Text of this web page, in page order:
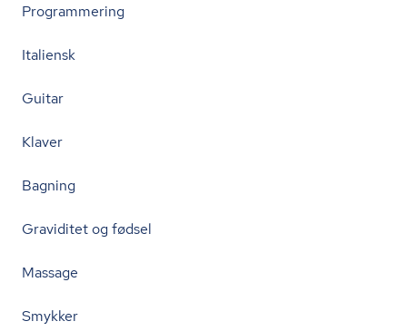
Programmering
Italiensk
Guitar
Klaver
Bagning
Graviditet og fødsel
Massage
Smykker